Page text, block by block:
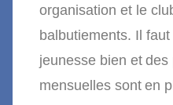
organisation et le
balbutiements. Il
jeunesse bien etdes
mensuelles sonten p